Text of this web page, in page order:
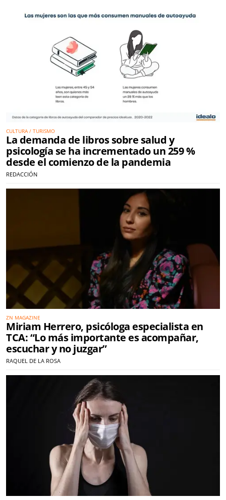
CULTURA / TURISMO
La demanda de libros sobre salud y
psicología se ha incrementado un 259 %
desde el comienzo de la pandemia
REDACCIÓN
ZN MAGAZINE
Miriam Herrero, psicóloga especialista en
TCA: “Lo más importante es acompañar,
escuchar y no juzgar”
RAQUEL DE LA ROSA